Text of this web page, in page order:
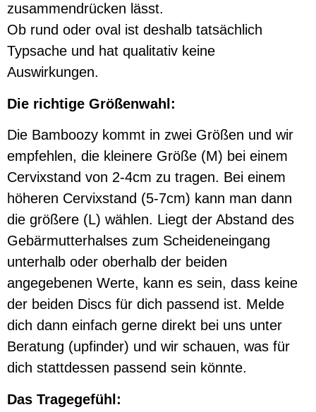
zusammendrücken lässt.
Ob rund oder oval ist deshalb tatsächlich
Typsache und hat qualitativ keine
Auswirkungen.
Die richtige Größenwahl:
Die Bamboozy kommt in zwei Größen und wir
empfehlen, die kleinere Größe (M) bei einem
Cervixstand von 2-4cm zu tragen. Bei einem
höheren Cervixstand (5-7cm) kann man dann
die größere (L) wählen. Liegt der Abstand des
Gebärmutterhalses zum Scheideneingang
unterhalb oder oberhalb der beiden
angegebenen Werte, kann es sein, dass keine
der beiden Discs für dich passend ist. Melde
dich dann einfach gerne direkt bei uns unter
Beratung (upfinder) und wir schauen, was für
dich stattdessen passend sein könnte.
Das Tragegefühl: